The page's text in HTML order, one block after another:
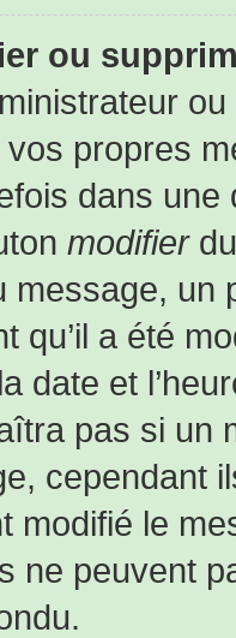
ou
propres
dans
modifierdu
message, un
qu’il a été
date et
pas si
cependant
modifié le
ne peuvent